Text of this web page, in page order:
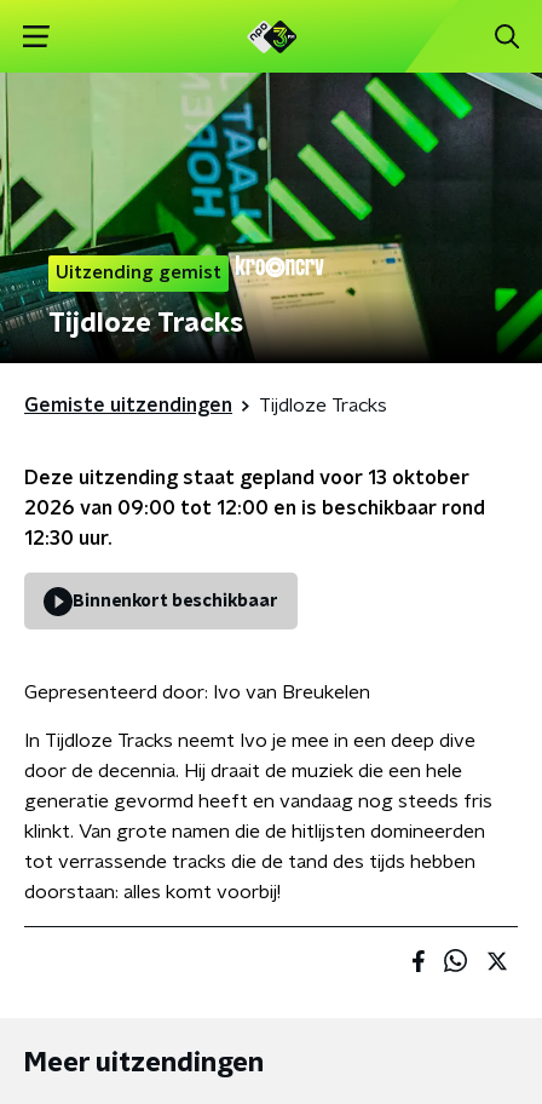
Uitzending gemist
Tijdloze Tracks
Gemiste uitzendingen Tijdloze Tracks
Deze uitzending staat gepland voor 13 oktober
2026 van 09:00 tot 12:00 en is beschikbaar rond
12:30 uur.
Binnenkort beschikbaar
Gepresenteerd door: Ivo van Breukelen
In Tijdloze Tracks neemt Ivo je mee in een deep dive
door de decennia. Hij draait de muziek die een hele
generatie gevormd heeft en vandaag nog steeds fris
klinkt. Van grote namen die de hitlijsten domineerden
tot verrassende tracks die de tand des tijds hebben
doorstaan: alles komt voorbij!
Meer uitzendingen